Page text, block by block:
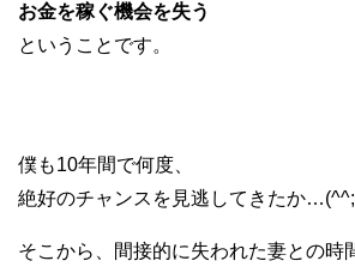
お金を稼ぐ機会を失う
ということです。
僕も10年間で何度、
絶好のチャンスを見逃してきたか
そこから、間接的に失われた妻との時